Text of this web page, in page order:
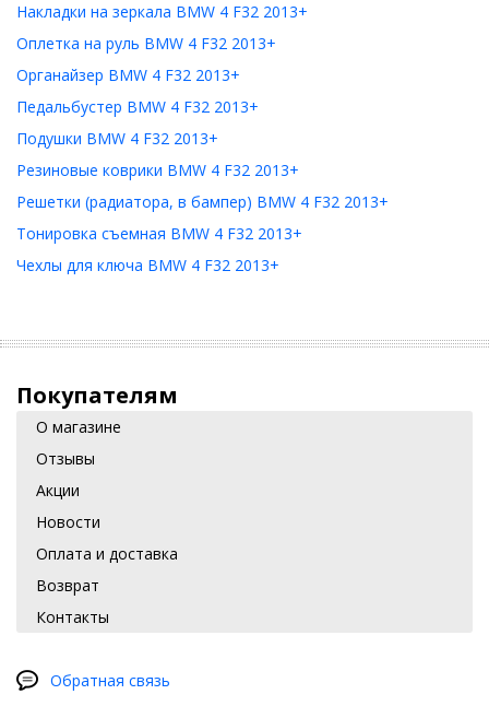
Накладки на зеркала BMW 4 F32 2013+
Оплетка на руль BMW 4 F32 2013+
Органайзер BMW 4 F32 2013+
Педальбустер BMW 4 F32 2013+
Подушки BMW 4 F32 2013+
Резиновые коврики BMW 4 F32 2013+
Решетки (радиатора, в бампер) BMW 4 F32 2013+
Тонировка съемная BMW 4 F32 2013+
Чехлы для ключа BMW 4 F32 2013+
Покупателям
О магазине
Отзывы
Акции
Новости
Оплата и доставка
Возврат
Контакты
Обратная связь